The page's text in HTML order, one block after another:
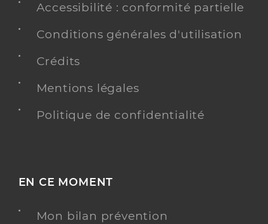
Accessibilité : conformité partielle
Conditions générales d'utilisation
Crédits
Mentions légales
Politique de confidentialité
EN CE MOMENT
Mon bilan prévention